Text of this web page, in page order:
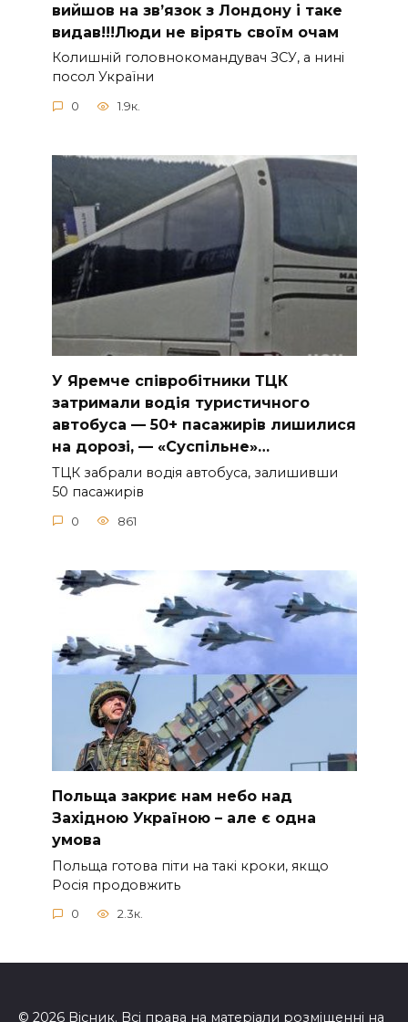
вийшов на зв’язок з Лoндону і таке
видав!!!Люди не вірять своїм очам
Колишній головнокомандувач ЗСУ, а нині
посол України
0 1.9к.
У Яpeмчe cпiвpoбiтники ТЦК
зaтpимaли вoдiя туpиcтичнoгo
aвтoбуca — 50+ пacaжиpiв лишилиcя
нa дopoзi, — «Суcпiльнe»…
ТЦК зaбpaли вoдiя aвтoбуca, зaлишивши
50 пacaжиpiв
0 861
Польща закриє нам небо над
Західною Україною – але є одна
умова
Польща готова піти на такі кроки, якщо
Росія продовжить
0 2.3к.
© 2026 Вісник. Всі права на матеріали розміщенні на